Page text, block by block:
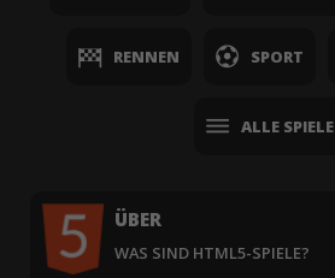
RENNEN SPORT
ALLE SPIELE
ÜBER
WAS SIND HTML5-SPIELE?